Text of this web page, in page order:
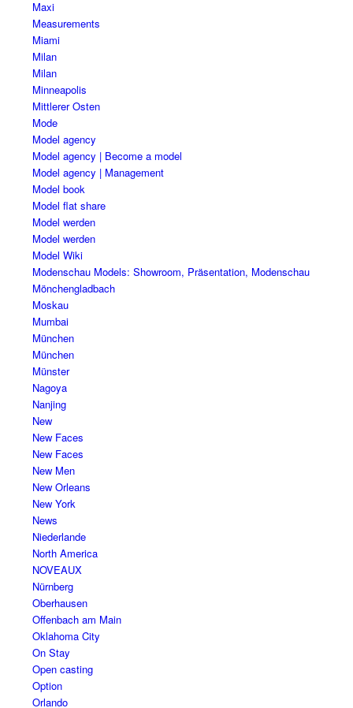
Maxi
Measurements
Miami
Milan
Milan
Minneapolis
Mittlerer Osten
Mode
Model agency
Model agency | Become a model
Model agency | Management
Model book
Model flat share
Model werden
Model werden
Model Wiki
Modenschau Models: Showroom, Präsentation, Modenschau
Mönchengladbach
Moskau
Mumbai
München
München
Münster
Nagoya
Nanjing
New
New Faces
New Faces
New Men
New Orleans
New York
News
Niederlande
North America
NOVEAUX
Nürnberg
Oberhausen
Offenbach am Main
Oklahoma City
On Stay
Open casting
Option
Orlando